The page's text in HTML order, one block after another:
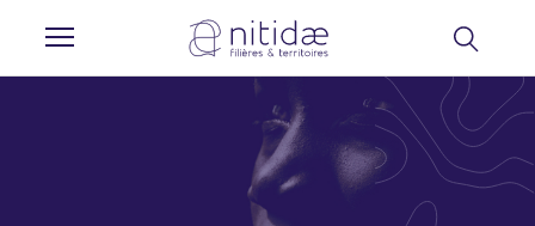
Panneau de gestion des cookies